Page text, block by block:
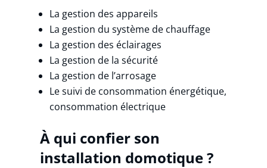
La gestion des appareils
La gestion du système de chauffage
La gestion des éclairages
La gestion de la sécurité
La gestion de l’arrosage
Le suivi de consommation énergétique,
consommation électrique
À qui confier son
installation domotique ?